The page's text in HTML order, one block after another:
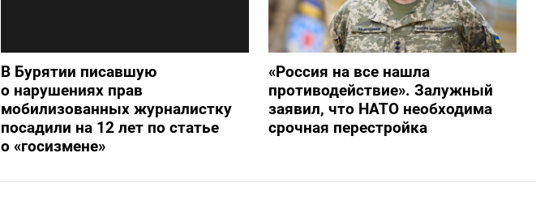
В Бурятии писавшую
о нарушениях прав
мобилизованных журналистку
посадили на 12 лет по статье
о «госизмене»
«Россия на все нашла
противодействие». Залужный
заявил, что НАТО необходима
срочная перестройка